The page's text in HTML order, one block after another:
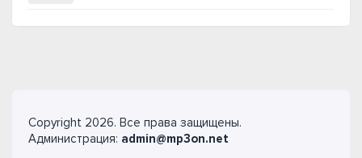
Copyright 2026. Все права защищены.
Администрация: admin@mp3on.net